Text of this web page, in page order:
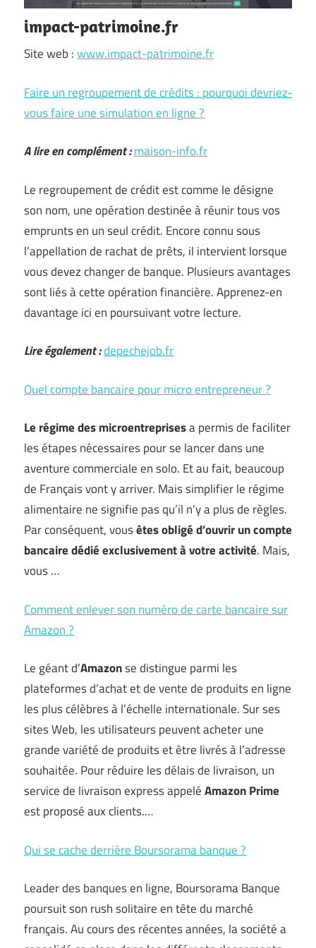
impact-patrimoine.fr
Site web :www.impact-patrimoine.fr
Faire un regroupement de crédits : pourquoi devriez-
vous faire une simulation en ligne ?
A lire en complément :maison-info.fr
Le regroupement de crédit est comme le désigne
son nom, une opération destinée à réunir tous vos
emprunts en un seul crédit. Encore connu sous
l’appellation de rachat de prêts, il intervient lorsque
vous devez changer de banque. Plusieurs avantages
sont liés à cette opération financière. Apprenez-en
davantage ici en poursuivant votre lecture.
Lire également :depechejob.fr
Quel compte bancaire pour micro entrepreneur ?
Le régime des microentreprisesa permis de faciliter
les étapes nécessaires pour se lancer dans une
aventure commerciale en solo. Et au fait, beaucoup
de Français vont y arriver. Mais simplifier le régime
alimentaire ne signifie pas qu’il n’y a plus de règles.
Par conséquent, vousêtes obligé d’ouvrir un compte
bancaire dédié exclusivement à votre activité. Mais,
vous …
Comment enlever son numéro de carte bancaire sur
Amazon ?
Le géant d’Amazonse distingue parmi les
plateformes d’achat et de vente de produits en ligne
les plus célèbres à l’échelle internationale. Sur ses
sites Web, les utilisateurs peuvent acheter une
grande variété de produits et être livrés à l’adresse
souhaitée. Pour réduire les délais de livraison, un
service de livraison express appeléAmazon Prime
est proposé aux clients.…
Qui se cache derrière Boursorama banque ?
Leader des banques en ligne, Boursorama Banque
poursuit son rush solitaire en tête du marché
français. Au cours des récentes années, la société a